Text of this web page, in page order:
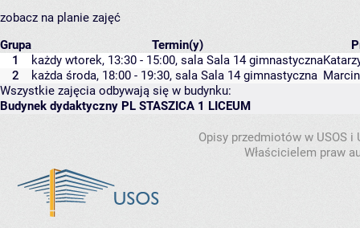
zobacz na planie zajęć
Grupa
Termin(y)
1
każdy wtorek, 13:30 - 15:00, sala Sala 14 gimnastyczna
2
każda środa, 18:00 - 19:30, sala Sala 14 gimnastyczna
Wszystkie zajęcia odbywają się w budynku:
Budynek dydaktyczny PL STASZICA 1 LICEUM
Opisy przedmiotów w USOS
Właścicielem praw